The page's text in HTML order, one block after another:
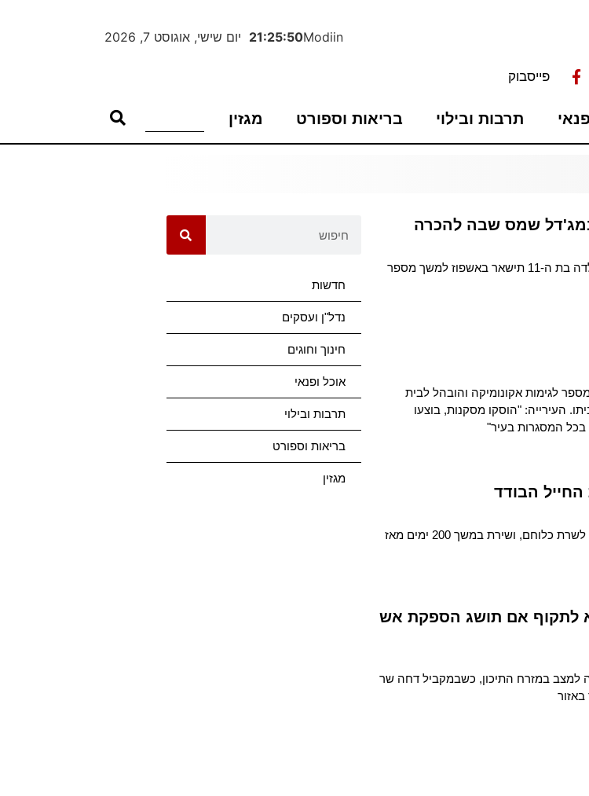
Modiin
21:25:50 יום שישי, אוגוסט 7, 2026
פייסבוק
תרבות ובילוי בריאות וספורט מגזין
שמס שבה להכרה
מבית החולים רמב"ם נמסר כי הילדה בת ה-11 תישאר באשפוז למשך מספר
מספר לגימות אקונומיקה והובהל לבית
העירייה: "הוסקו מסקנות, בוצעו
בכל המסגרות בעיר"
החייל הבודד
ג'ורדן קופר עלה לישראל לבדו כדי לשרת כלוחם, ושירת במשך 200 ימים מאז
לתקוף אם תושג הספקת אש
למצב במזרח התיכון, כשבמקביל דחה שר
חדשות
נדל"ן ועסקים
חינוך וחוגים
אוכל ופנאי
תרבות ובילוי
בריאות וספורט
מגזין